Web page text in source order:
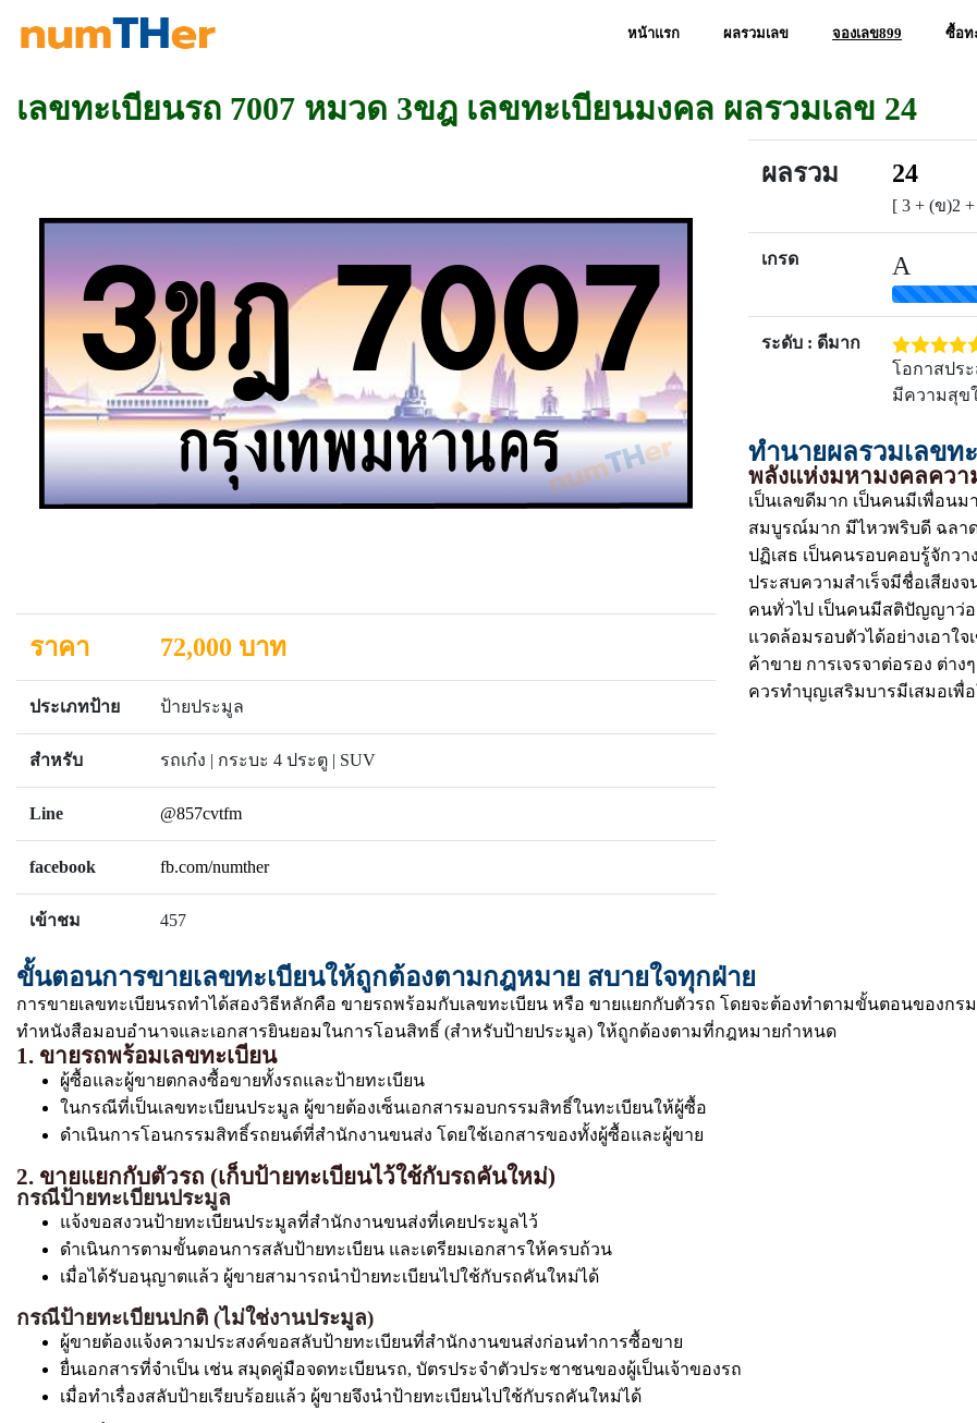
หน้าแรก ผลรวมเลข จองเลข899 ซื้อท
เลขทะเบียนรถ 7007 หมวด 3ขฎ เลขทะเบียนมงคล ผลรวมเลข 24
ราคา 72,000 บาท
ประเภทป้าย ป้ายประมูล
สำหรับ รถเก๋ง | กระบะ 4 ประตู | SUV
Line @857cvtfm
facebook fb.com/numther
เข้าชม 457
ผลรวม 24
[ 3 + (ข)2
เกรด A
ระดับ : ดีมาก
โอกาสประ
มีความสุข
ทำนายผลรวมเลขท
พลังแห่งมหามงคลควา
เป็นเลขดีมาก เป็นคนมีเพื่อน
สมบูรณ์มาก มีไหวพริบดี ฉลา
ปฏิเสธ เป็นคนรอบคอบรู้จักว
ประสบความสำเร็จมีชื่อเสียง
คนทั่วไป เป็นคนมีสติปัญญาว่อ
แวดล้อมรอบตัวได้อย่างเอาใจ
ค้าขาย การเจรจาต่อรอง ต่า
ควรทำบุญเสริมบารมีเสมอเพื่
ขั้นตอนการขายเลขทะเบียนให้ถูกต้องตามกฎหมาย สบายใจทุกฝ่าย
การขายเลขทะเบียนรถทำได้สองวิธีหลักคือ ขายรถพร้อมกับเลขทะเบียน หรือ ขายแยกกับตัวรถ โดยจะต้องทำตามขั้นตอนของก
ทำหนังสือมอบอำนาจและเอกสารยินยอมในการโอนสิทธิ์ (สำหรับป้ายประมูล) ให้ถูกต้องตามที่กฎหมายกำหนด
1. ขายรถพร้อมเลขทะเบียน
ผู้ซื้อและผู้ขายตกลงซื้อขายทั้งรถและป้ายทะเบียน
ในกรณีที่เป็นเลขทะเบียนประมูล ผู้ขายต้องเซ็นเอกสารมอบกรรมสิทธิ์ในทะเบียนให้ผู้ซื้อ
ดำเนินการโอนกรรมสิทธิ์รถยนต์ที่สำนักงานขนส่ง โดยใช้เอกสารของทั้งผู้ซื้อและผู้ขาย
2. ขายแยกกับตัวรถ (เก็บป้ายทะเบียนไว้ใช้กับรถคันใหม่)
กรณีป้ายทะเบียนประมูล
แจ้งขอสงวนป้ายทะเบียนประมูลที่สำนักงานขนส่งที่เคยประมูลไว้
ดำเนินการตามขั้นตอนการสลับป้ายทะเบียน และเตรียมเอกสารให้ครบถ้วน
เมื่อได้รับอนุญาตแล้ว ผู้ขายสามารถนำป้ายทะเบียนไปใช้กับรถคันใหม่ได้
กรณีป้ายทะเบียนปกติ (ไม่ใช่งานประมูล)
ผู้ขายต้องแจ้งความประสงค์ขอสลับป้ายทะเบียนที่สำนักงานขนส่งก่อนทำการซื้อขาย
ยื่นเอกสารที่จำเป็น เช่น สมุดคู่มือจดทะเบียนรถ, บัตรประจำตัวประชาชนของผู้เป็นเจ้าของรถ
เมื่อทำเรื่องสลับป้ายเรียบร้อยแล้ว ผู้ขายจึงนำป้ายทะเบียนไปใช้กับรถคันใหม่ได้